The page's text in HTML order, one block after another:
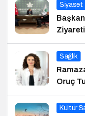
Siyaset
Sağlık
Oruç
Kültür